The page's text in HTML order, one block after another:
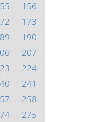
156
173
190
207
224
241
258
275